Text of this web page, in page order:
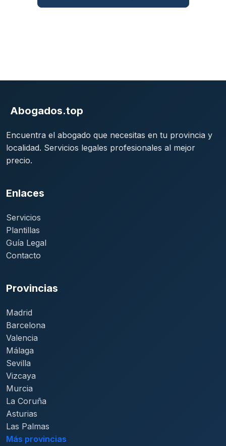
Abogados.top
Encuentra el abogado que necesitas en tu provincia y
localidad. Servicios legales profesionales al mejor
precio.
Enlaces
Servicios
Plantillas
Guía Legal
Contacto
Provincias
Madrid
Barcelona
Valencia
Málaga
Sevilla
Vizcaya
Murcia
La Coruña
Asturias
Las Palmas
Más provincias